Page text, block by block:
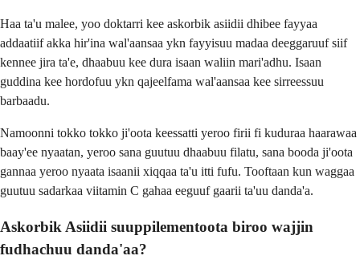
Haa ta'u malee, yoo doktarri kee askorbik asiidii dhibee fayyaa
addaatiif akka hir'ina wal'aansaa ykn fayyisuu madaa deeggaruuf siif
kennee jira ta'e, dhaabuu kee dura isaan waliin mari'adhu. Isaan
guddina kee hordofuu ykn qajeelfama wal'aansaa kee sirreessuu
barbaadu.
Namoonni tokko tokko ji'oota keessatti yeroo firii fi kuduraa haarawaa
baay'ee nyaatan, yeroo sana guutuu dhaabuu filatu, sana booda ji'oota
gannaa yeroo nyaata isaanii xiqqaa ta'u itti fufu. Tooftaan kun waggaa
guutuu sadarkaa viitamin C gahaa eeguuf gaarii ta'uu danda'a.
Askorbik Asiidii suuppilementoota biroo wajjin
fudhachuu danda'aa?